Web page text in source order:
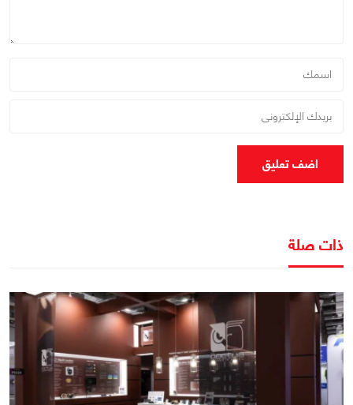
اضف تعليق
ذات صلة